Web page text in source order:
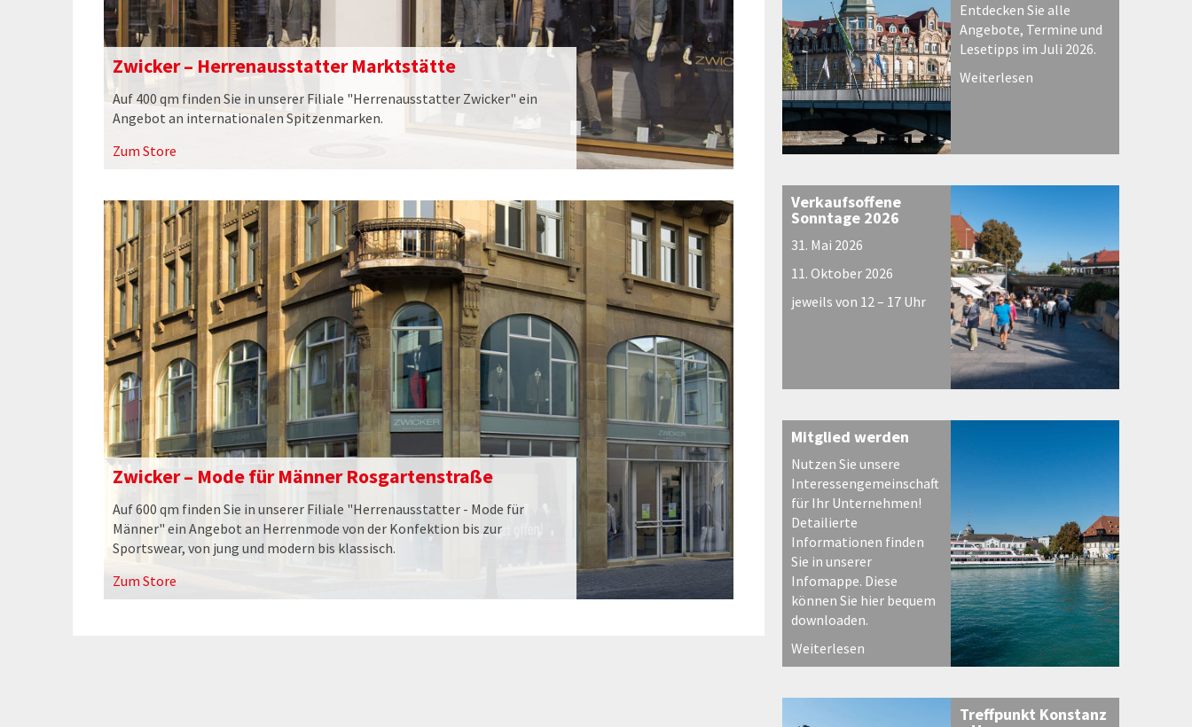
Zwicker – Herrenausstatter Marktstätte
Auf 400 qm finden Sie in unserer Filiale "Herrenausstatter Zwicker" ein
Angebot an internationalen Spitzenmarken.
Zum Store
Zwicker – Mode für Männer Rosgartenstraße
Auf 600 qm finden Sie in unserer Filiale "Herrenausstatter - Mode für
Männer" ein Angebot an Herrenmode von der Konfektion bis zur
Sportswear, von jung und modern bis klassisch.
Zum Store
Entdecken Sie alle
Angebote, Termine und
Lesetipps im Juli 2026.
Weiterlesen
Verkaufsoffene
Sonntage 2026
31. Mai 2026
11. Oktober 2026
jeweils von 12 – 17 Uhr
Mitglied werden
Nutzen Sie unsere
Interessengemeinschaft
für Ihr Unternehmen!
Detailierte
Informationen finden
Sie in unserer
Infomappe. Diese
können Sie hier bequem
downloaden.
Weiterlesen
Treffpunkt Konstanz